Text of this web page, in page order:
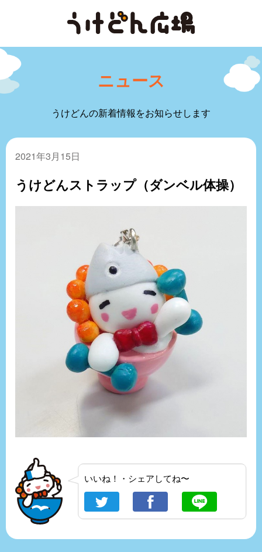
ニュース
うけどんの新着情報をお知らせします
2021年3月15日
うけどんストラップ（ダンベル体操）
いいね！・シェアしてね〜